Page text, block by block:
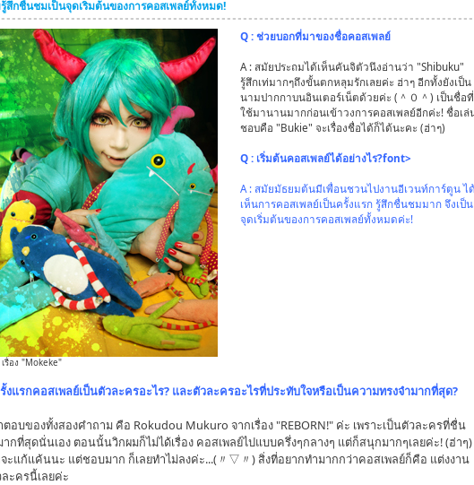
สึกชื่นชมเป็นจุดเริ่มต้นของการคอสเพลย์ทั้งหมด!
รื่อง "Mokeke"
Q : ช่วยบอกที่มาของชื่อคอสเพลย์
A : สมัยประถมได้เห็นคันจิตัวนึงอ่านว่า "Shibuku"
รู้สึกเท่มากๆถึงขั้นตกหลุมรักเลยค่ะ ฮ่าๆ อีกทั้งยังเป็น
นามปากกาบนอินเตอร์เน็ตด้วยค่ะ (＾０＾) เป็นชื่อที่
ใช้มานานมากก่อนเข้าวงการคอสเพลย์อีกค่ะ! ชื่อเล่
ชอบคือ "Bukie" จะเรื่องชื่อได้ก็ได้นะคะ (ฮ่าๆ)
Q : เริ่มต้นคอสเพลย์ได้อย่างไร?font>
A : สมัยมัธยมต้นมีเพื่อนชวนไปงานอีเวนท์การ์ตูน ไ
เห็นการคอสเพลย์เป็นครั้งแรก รู้สึกชื่นชมมาก จึงเป็น
จุดเริ่มต้นของการคอสเพลย์ทั้งหมดค่ะ!
งแรกคอสเพลย์เป็นตัวละครอะไร? และตัวละครอะไรที่ประทับใจหรือเป็นความทรงจำมากที่สุด?
ตอบของทั้งสองคำถาม คือ Rokudou Mukuro จากเรื่อง "REBORN!" ค่ะ เพราะเป็นตัวละครที่ชื่น
กที่สุดนั่นเอง ตอนนั้นวิกผมก็ไม่ได้เรื่อง คอสเพลย์ไปแบบครึ่งๆกลางๆ แต่ก็สนุกมากๆเลยค่ะ! (ฮ่าๆ)
ะแก้แค้นนะ แต่ชอบมาก ก็เลยทำไม่ลงค่ะ...(〃▽〃) สิ่งที่อยากทำมากกว่าคอสเพลย์ก็คือ แต่งงาน
ะครนี้เลยค่ะ